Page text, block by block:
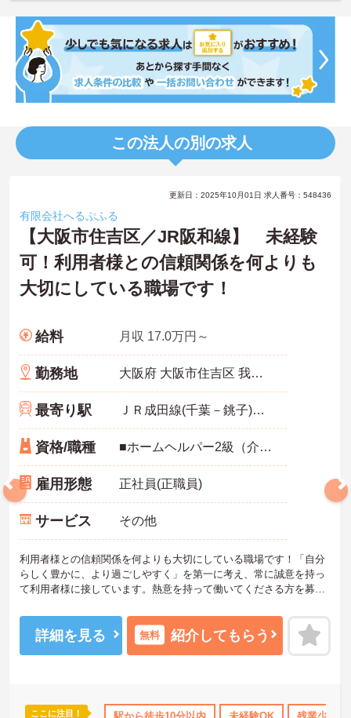
この法人の別の求人
更新日：2025年10月01日 求人番号：548436
有限会社へるぷふる
【大阪市住吉区／JR阪和線】 未経験
可！利用者様との信頼関係を何よりも
大切にしている職場です！
給料 月収 17.0万円～
勤務地 大阪府 大阪市住吉区 我孫子1丁目5-25
最寄り駅 ＪＲ成田線(千葉－銚子)「我孫子駅」徒歩7分
資格/職種 ■ホームヘルパー2級（介護職員初任者研修）以上必須 ■経験不問 ■ガイドヘルパー取得していれば尚良 ■普通自動車免許（AT可）二種あれば尚良
雇用形態 正社員(正職員)
サービス その他
利用者様との信頼関係を何よりも大切にしている職場です！「自分
らしく豊かに、より過ごしやすく」を第一に考え、常に誠意を持っ
て利用者様に接しています。熱意を持って働いてくださる方を募
教育制度にも力を入れていますので、経験の無い方も丁寧に教えて
いただける環境です。
ぜひ一度お問い合わせください。
詳細を見る 無料 紹介してもらう
ここに注目！